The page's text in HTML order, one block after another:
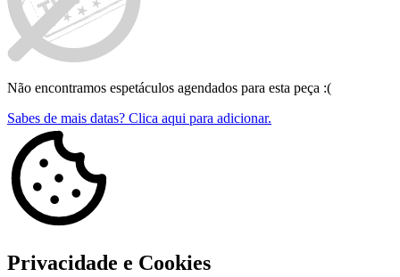
Não encontramos espetáculos agendados para esta peça :(
Sabes de mais datas? Clica aqui para adicionar.
Privacidade e Cookies